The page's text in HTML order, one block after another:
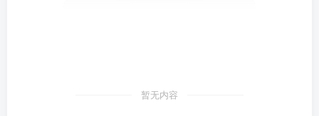
暂无内容